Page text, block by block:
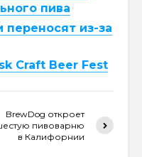
пива
из-за
Craft Beer Fest
BrewDog откроет
пивоварню
в Калифорнии